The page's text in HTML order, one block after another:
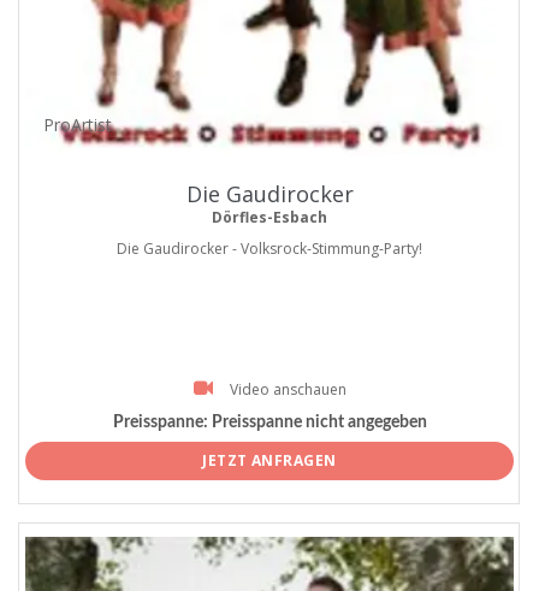
ProArtist
Die Gaudirocker
Dörfles-Esbach
Die Gaudirocker - Volksrock-Stimmung-Party!
Video anschauen
Preisspanne: Preisspanne nicht angegeben
JETZT ANFRAGEN